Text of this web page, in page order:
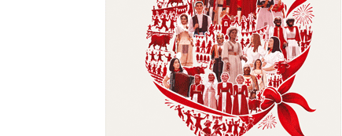
Joseba(Jonathan) , Oscar, Pino , Chan,
Recari, Montori, Joel y Arellano